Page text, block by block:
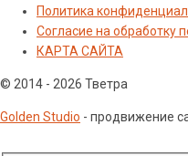
Политика
Согласие на обработку
КАРТА САЙТА
© 2014 - 2026 Тветра
Golden Studio - продвижение